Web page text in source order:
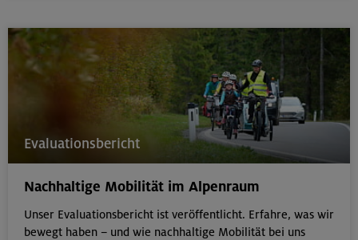
Evaluationsbericht
Nachhaltige Mobilität im Alpenraum
Unser Evaluationsbericht ist veröffentlicht. Erfahre, was wir
bewegt haben – und wie nachhaltige Mobilität bei uns